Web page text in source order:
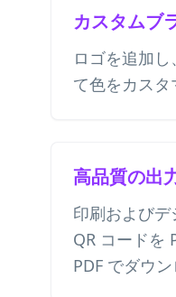
カスタムブ
ロゴを追加
て色をカスタ
高品質の出
印刷および
QR コードを
PDF でダウン